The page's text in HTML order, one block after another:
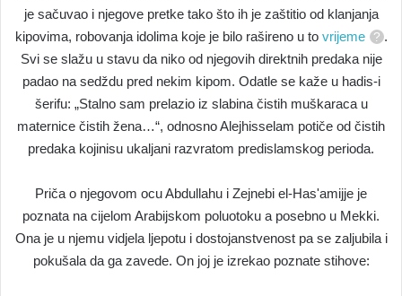
je sačuvao i njegove pretke tako što ih je zaštitio od klanjanja
kipovima, robovanja idolima koje je bilo rašireno u to vrijeme
.
Svi se slažu u stavu da niko od njegovih direktnih predaka nije
padao na sedždu pred nekim kipom. Odatle se kaže u hadis-i
šerifu: „Stalno sam prelazio iz slabina čistih muškaraca u
maternice čistih žena…“, odnosno Alejhisselam potiče od čistih
predaka kojinisu ukaljani razvratom predislamskog perioda.
Priča o njegovom ocu Abdullahu i Zejnebi el-Has'amijje je
poznata na cijelom Arabijskom poluotoku a posebno u Mekki.
Ona je u njemu vidjela ljepotu i dostojanstvenost pa se zaljubila i
pokušala da ga zavede. On joj je izrekao poznate stihove: